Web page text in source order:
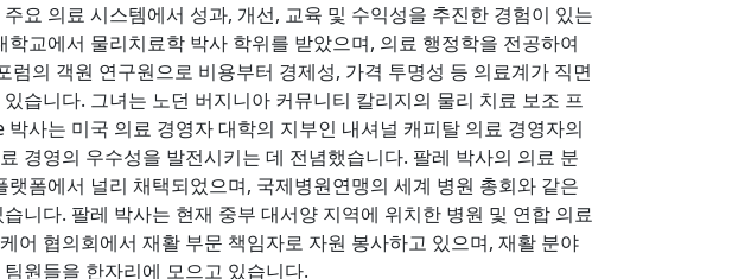
요 의료 시스템에서 성과, 개선, 교육 및 수익성을 추진한 경험이 있는
교에서 물리치료학 박사 학위를 받았으며, 의료 행정학을 전공하여
의 객원 연구원으로 비용부터 경제성, 가격 투명성 등 의료계가 직면
습니다. 그녀는 노던 버지니아 커뮤니티 칼리지의 물리 치료 보조 프
사는 미국 의료 경영자 대학의 지부인 내셔널 캐피탈 의료 경영자의
경영의 우수성을 발전시키는 데 전념했습니다. 팔레 박사의 의료 분
폼에서 널리 채택되었으며, 국제병원연맹의 세계 병원 총회와 같은
니다. 팔레 박사는 현재 중부 대서양 지역에 위치한 병원 및 연합 의료
어 협의회에서 재활 부문 책임자로 자원 봉사하고 있으며, 재활 분야
원들을 한자리에 모으고 있습니다.